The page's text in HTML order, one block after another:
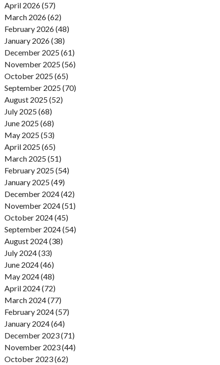
April 2026 (57)
March 2026 (62)
February 2026 (48)
January 2026 (38)
December 2025 (61)
November 2025 (56)
October 2025 (65)
September 2025 (70)
August 2025 (52)
July 2025 (68)
June 2025 (68)
May 2025 (53)
April 2025 (65)
March 2025 (51)
February 2025 (54)
January 2025 (49)
December 2024 (42)
November 2024 (51)
October 2024 (45)
September 2024 (54)
August 2024 (38)
July 2024 (33)
June 2024 (46)
May 2024 (48)
April 2024 (72)
March 2024 (77)
February 2024 (57)
January 2024 (64)
December 2023 (71)
November 2023 (44)
October 2023 (62)